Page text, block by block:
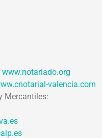
www.notariado.org
valencia.com
Mercantiles: